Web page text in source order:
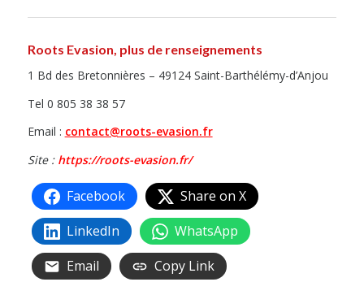
Roots Evasion, plus de renseignements
1 Bd des Bretonnières – 49124 Saint-Barthélémy-d’Anjou
Tel 0 805 38 38 57
Email : contact@roots-evasion.fr
Site :https://roots-evasion.fr/
Facebook
Share on X
LinkedIn
WhatsApp
Email
Copy Link